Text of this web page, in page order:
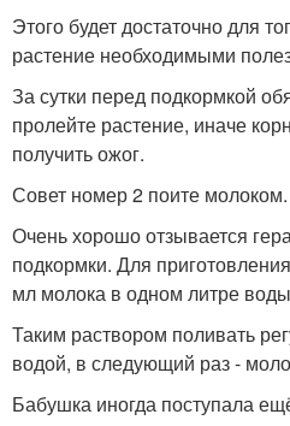
Этого будет достаточно для
растение необходимыми
За сутки перед подкормкой
пролейте растение, иначе
получить ожог.
Совет номер 2 поите молоком.
Очень хорошо отзывается
подкормки. Для
мл молока в одном литре
Таким раствором поливать
водой, в следующий раз -
Бабушка иногда поступала